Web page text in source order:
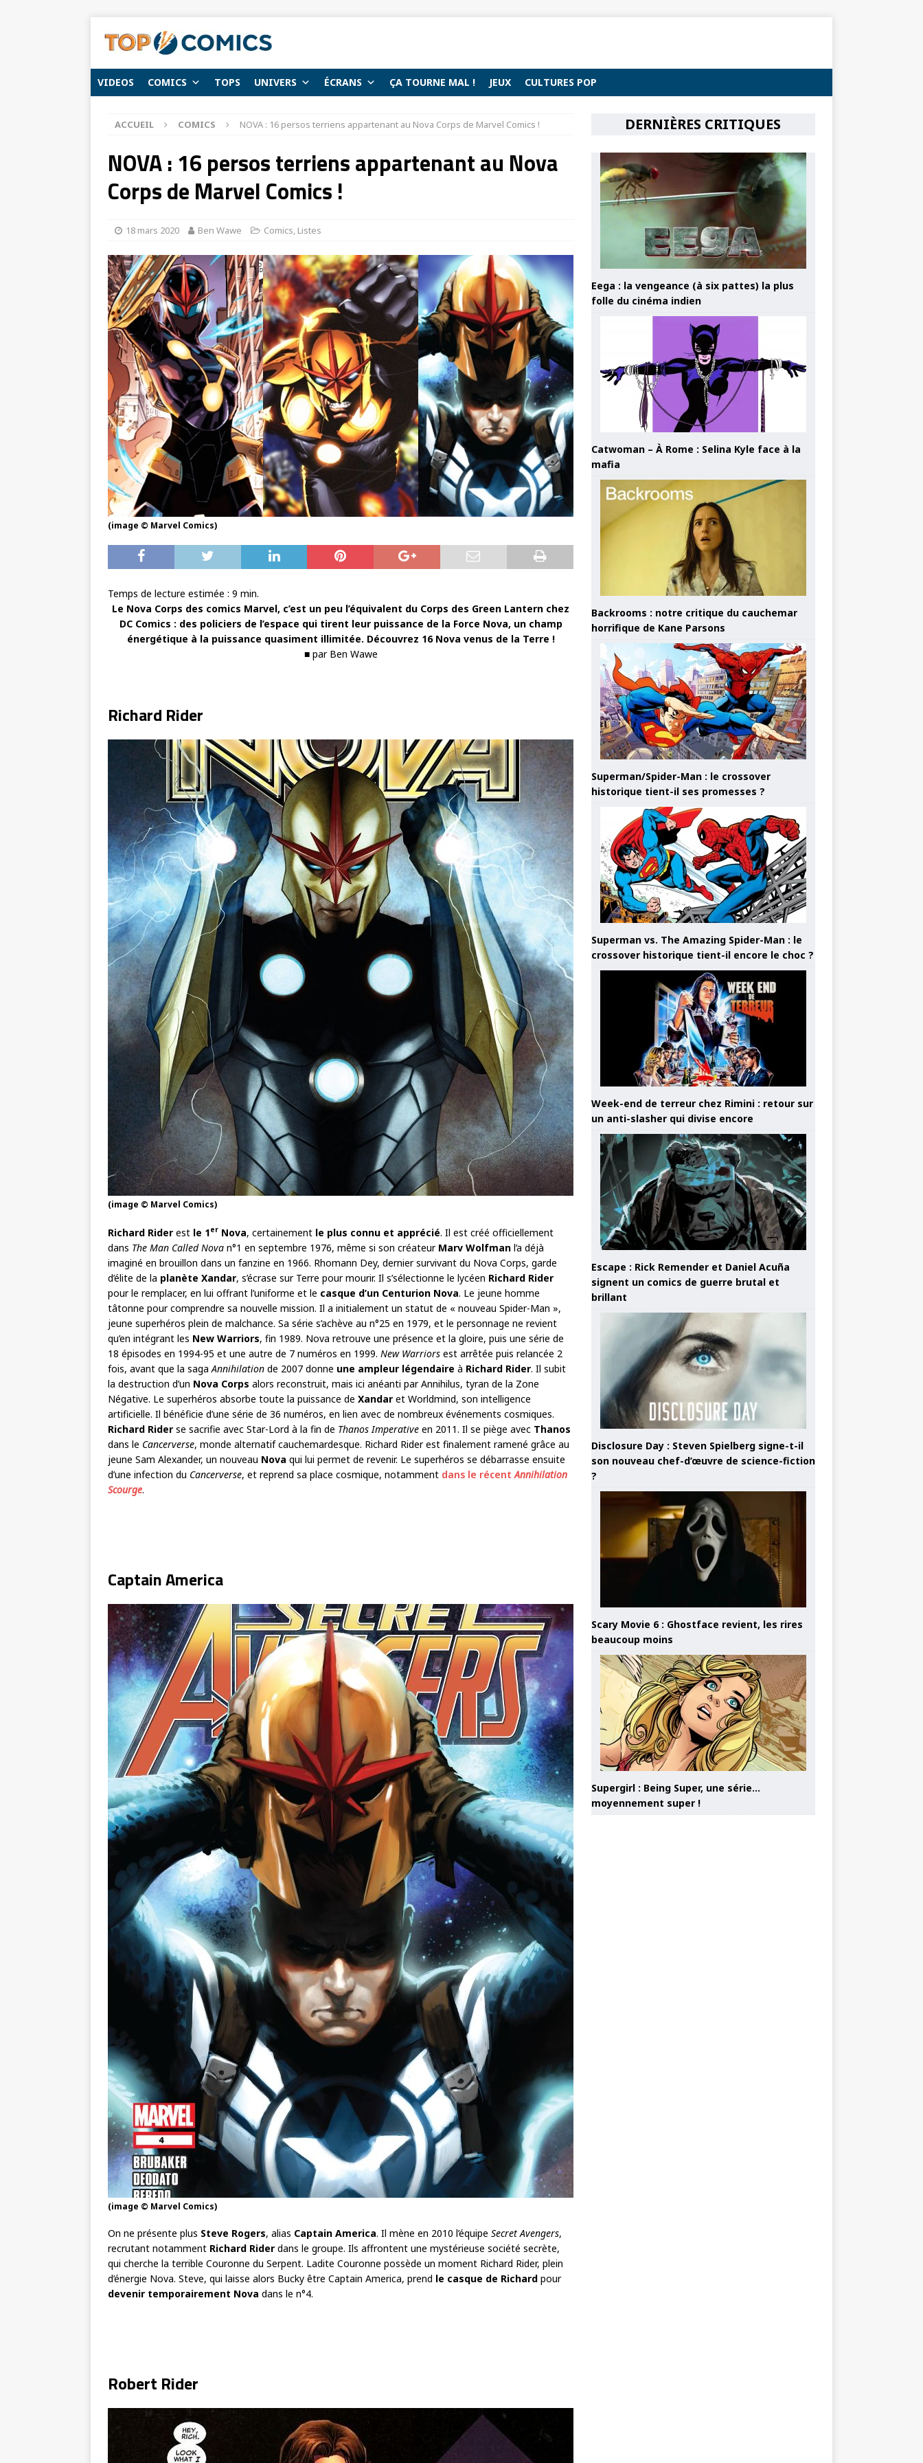
VIDEOS COMICS TOPS UNIVERS ÉCRANS ÇA TOURNE MAL ! JEUX CULTURES POP
ACCUEIL COMICS NOVA : 16 persos terriens appartenant au Nova Corps de Marvel Comics !
NOVA : 16 persos terriens appartenant au Nova
Corps de Marvel Comics !
18 mars 2020 Ben Wawe Comics, Listes
(image © Marvel Comics)
Temps de lecture estimée : 9 min.
Le Nova Corps des comics Marvel, c’est un peu l’équivalent du Corps des Green Lantern chez
DC Comics : des policiers de l’espace qui tirent leur puissance de la Force Nova, un champ
énergétique à la puissance quasiment illimitée. Découvrez 16 Nova venus de la Terre !
■ par Ben Wawe
Richard Rider
(image © Marvel Comics)
Richard Rider est le 1er Nova, certainement le plus connu et apprécié. Il est créé officiellement
dans The Man Called Nova n°1 en septembre 1976, même si son créateur Marv Wolfman l’a déjà
imaginé en brouillon dans un fanzine en 1966. Rhomann Dey, dernier survivant du Nova Corps, garde
d’élite de la planète Xandar, s’écrase sur Terre pour mourir. Il s’sélectionne le lycéen Richard Rider
pour le remplacer, en lui offrant l’uniforme et le casque d’un Centurion Nova. Le jeune homme
tâtonne pour comprendre sa nouvelle mission. Il a initialement un statut de « nouveau Spider-Man »,
jeune superhéros plein de malchance. Sa série s’achève au n°25 en 1979, et le personnage ne revient
qu’en intégrant les New Warriors, fin 1989. Nova retrouve une présence et la gloire, puis une série de
18 épisodes en 1994-95 et une autre de 7 numéros en 1999. New Warriors est arrêtée puis relancée 2
fois, avant que la saga Annihilation de 2007 donne une ampleur légendaire à Richard Rider. Il subit
la destruction d’un Nova Corps alors reconstruit, mais ici anéanti par Annihilus, tyran de la Zone
Négative. Le superhéros absorbe toute la puissance de Xandar et Worldmind, son intelligence
artificielle. Il bénéficie d’une série de 36 numéros, en lien avec de nombreux événements cosmiques.
Richard Rider se sacrifie avec Star-Lord à la fin de Thanos Imperative en 2011. Il se piège avec Thanos
dans le Cancerverse, monde alternatif cauchemardesque. Richard Rider est finalement ramené grâce au
jeune Sam Alexander, un nouveau Nova qui lui permet de revenir. Le superhéros se débarrasse ensuite
d’une infection du Cancerverse, et reprend sa place cosmique, notamment dans le récentAnnihilation
Scourge.
Captain America
(image © Marvel Comics)
On ne présente plus Steve Rogers, alias Captain America. Il mène en 2010 l’équipe Secret Avengers,
recrutant notamment Richard Rider dans le groupe. Ils affrontent une mystérieuse société secrète,
qui cherche la terrible Couronne du Serpent. Ladite Couronne possède un moment Richard Rider, plein
d’énergie Nova. Steve, qui laisse alors Bucky être Captain America, prend le casque de Richard pour
devenir temporairement Nova dans le n°4.
Robert Rider
DERNIÈRES CRITIQUES
Eega : la vengeance (à six pattes) la plus
folle du cinéma indien
Catwoman – À Rome : Selina Kyle face à la
mafia
Backrooms : notre critique du cauchemar
horrifique de Kane Parsons
Superman/Spider-Man : le crossover
historique tient-il ses promesses ?
Superman vs. The Amazing Spider-Man : le
crossover historique tient-il encore le choc ?
Week-end de terreur chez Rimini : retour sur
un anti-slasher qui divise encore
Escape : Rick Remender et Daniel Acuña
signent un comics de guerre brutal et
brillant
Disclosure Day : Steven Spielberg signe-t-il
son nouveau chef-d’œuvre de science-fiction
?
Scary Movie 6 : Ghostface revient, les rires
beaucoup moins
Supergirl : Being Super, une série…
moyennement super !